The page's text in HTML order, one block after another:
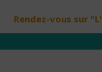
Rendez-vous sur